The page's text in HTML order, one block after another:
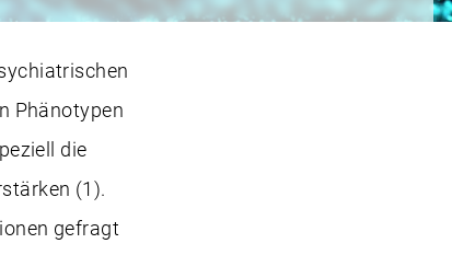
Phänotypen
die
(1).
gefragt